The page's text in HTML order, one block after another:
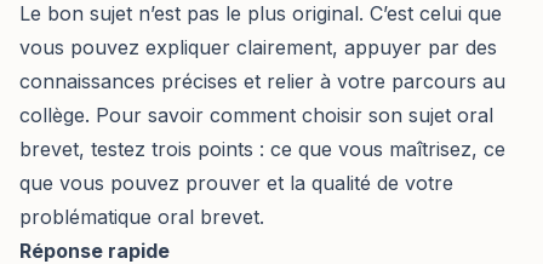
Le bon sujet n’est pas le plus original. C’est celui que
vous pouvez expliquer clairement, appuyer par des
connaissances précises et relier à votre parcours au
collège. Pour savoir comment choisir son sujet oral
brevet, testez trois points : ce que vous maîtrisez, ce
que vous pouvez prouver et la qualité de votre
problématique oral brevet.
Réponse rapide